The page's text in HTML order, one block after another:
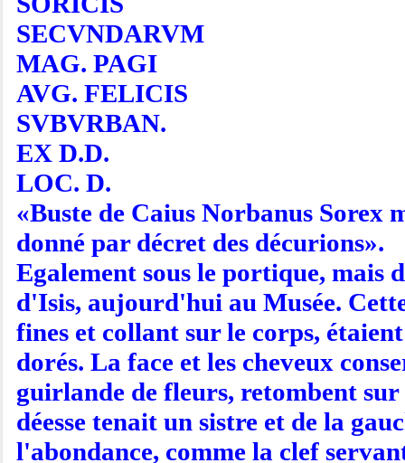
SECVNDARVM
MAG. PAGI
AVG. FELICIS
SVBVRBAN.
EX D.D.
LOC. D.
«Buste de Caius Norbanus
donné par décret des décurions».
Egalement sous le portique, mais
d'Isis, aujourd'hui au Musée.
fines et collant sur le corps,
dorés. La face et les cheveux
guirlande de fleurs, retombent sur
déesse tenait un sistre et de la
l'abondance, comme la clef